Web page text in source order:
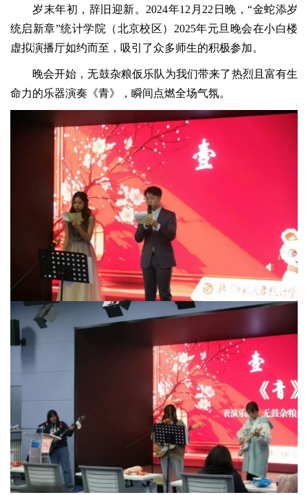
岁末年初，辞旧迎新。2024年12月22日晚，“金蛇添岁
统启新章”统计学院（北京校区）2025年元旦晚会在小白楼
虚拟演播厅如约而至，吸引了众多师生的积极参加。
晚会开始，无鼓杂粮仮乐队为我们带来了热烈且富有生
命力的乐器演奏《青》，瞬间点燃全场气氛。